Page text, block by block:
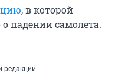
, в которой
о падении самолета.
редакции